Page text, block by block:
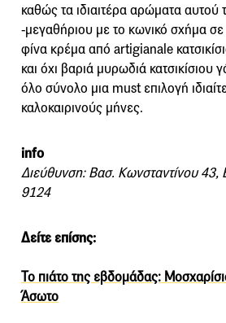
καθώς τα ιδιαιτέρα αρώματα αυτού
-μεγαθήριου με το κωνικό σχήμα
φίνα κρέμα από artigianale
και όχι βαριά μυρωδιά κατσικίσιου
όλο σύνολο μια must επιλογή
καλοκαιρινούς μήνες.
info
Διεύθυνση: Βασ. Κωνσταντίνου
9124
Δείτε επίσης:
Το πιάτο της εβδομάδας:
Άσωτο